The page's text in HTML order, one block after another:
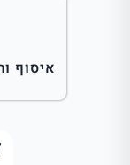
איסוף